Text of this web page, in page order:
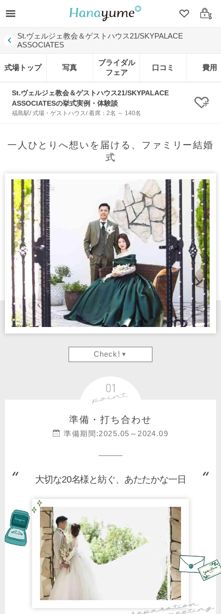
クリップ
ログ
St.ヴェルジェ教会＆ゲストハウス21/SKYPALACE
ASSOCIATES
式場トップ 写真
ブライダル
フェア
口コミ 費用
St.ヴェルジェ教会＆ゲストハウス21/SKYPALACE
ASSOCIATESの挙式実例・体験談
福島駅/ 式場・ゲストハウス/ 着席：2名 ～ 140名 ク
一人ひとりへ想いを届ける、ファミリー結婚
式
Check!
準備・打ち合わせ
準備期間:2025.05～2024.09
大切な20名様と紡ぐ、あたたかな一日